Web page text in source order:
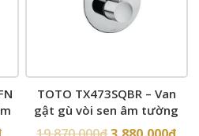
TOTO TX473SQBR – Van
gật gù vòi sen âm tường